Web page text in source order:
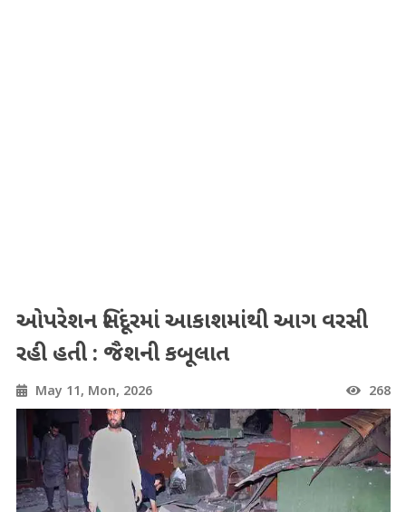
ઓપરેશન સિંદૂરમાં આકાશમાંથી આગ વરસી
રહી હતી : જૈશની કબૂલાત
May 11, Mon, 2026 268